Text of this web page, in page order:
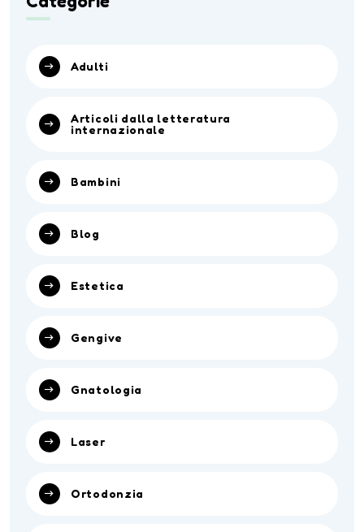
Adulti
Articoli dalla letteratura
internazionale
Bambini
Blog
Estetica
Gengive
Gnatologia
Laser
Ortodonzia